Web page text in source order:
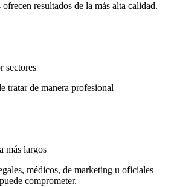
resultados de la más alta calidad.
sectores
tratar de manera profesional
más largos
médicos, de marketing u oficiales
comprometer.